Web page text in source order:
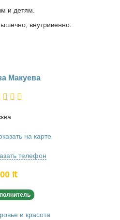
и детям.
внутривенно.
Ма­ку­е­ва
на карте
телефон
₶
и красота